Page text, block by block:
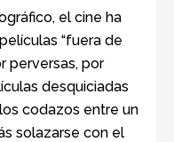
el cine ha
“fuera de
perversas, por
desquiciadas
codazos entre un
solazarse con el